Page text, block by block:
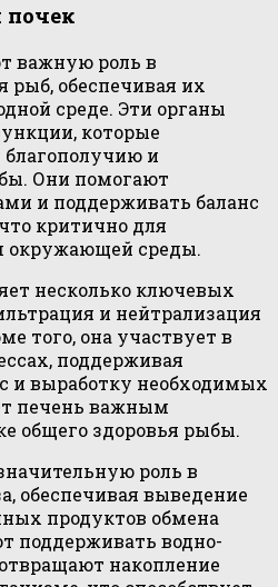
почек
важную роль в
рыб, обеспечивая их
среде. Эти органы
которые
и
Они помогают
и поддерживать баланс
критично для
окружающей среды.
несколько ключевых
и нейтрализация
того, она участвует в
поддерживая
и выработку необходимых
печень важным
общего здоровья рыбы.
роль в
обеспечивая выведение
продуктов обмена
поддерживать водно-
накопление